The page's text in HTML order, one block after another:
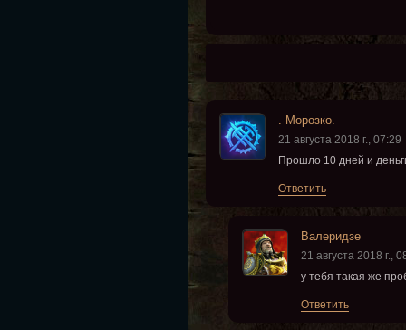
.-Морозко.
21 августа 2018 г., 07:29
Прошло 10 дней и
Ответить
Валеридзе
21 августа 2018 г.,
у тебя такая же
Ответить